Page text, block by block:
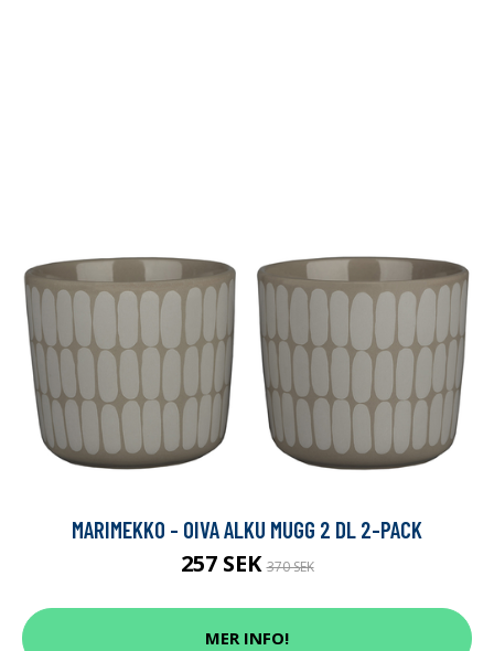
MARIMEKKO - OIVA ALKU MUGG 2 DL 2-PACK
257 SEK370 SEK
MER INFO!